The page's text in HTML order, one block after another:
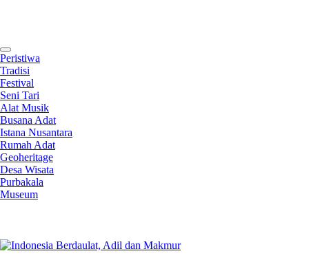
Peristiwa
Tradisi
Festival
Seni Tari
Alat Musik
Busana Adat
Istana Nusantara
Rumah Adat
Geoheritage
Desa Wisata
Purbakala
Museum